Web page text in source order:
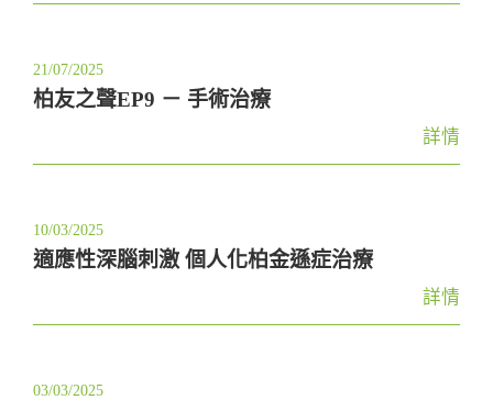
21/07/2025
柏友之聲EP9 － 手術治療
詳情
10/03/2025
適應性深腦刺激 個人化柏金遜症治療
詳情
03/03/2025